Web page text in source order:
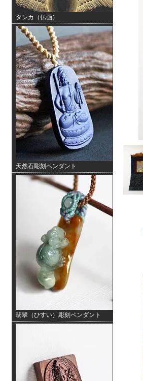
タンカ（仏画）
天然石彫刻ペンダント
翡翠（ひすい）彫刻ペンダント